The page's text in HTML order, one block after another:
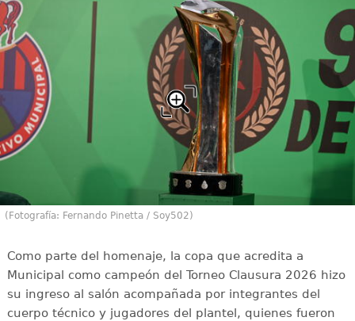
(Fotografía: Fernando Pinetta / Soy502)
Como parte del homenaje, la copa que acredita a
Municipal como campeón del Torneo Clausura 2026 hizo
su ingreso al salón acompañada por integrantes del
cuerpo técnico y jugadores del plantel, quienes fueron